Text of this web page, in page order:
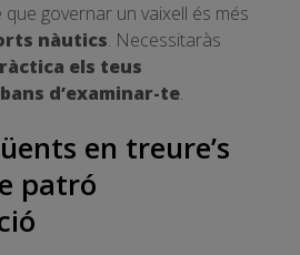
governar un vaixell és més
nàutics. Necessitaràs
els teus
d’examinar-te.
en treure’s
patró